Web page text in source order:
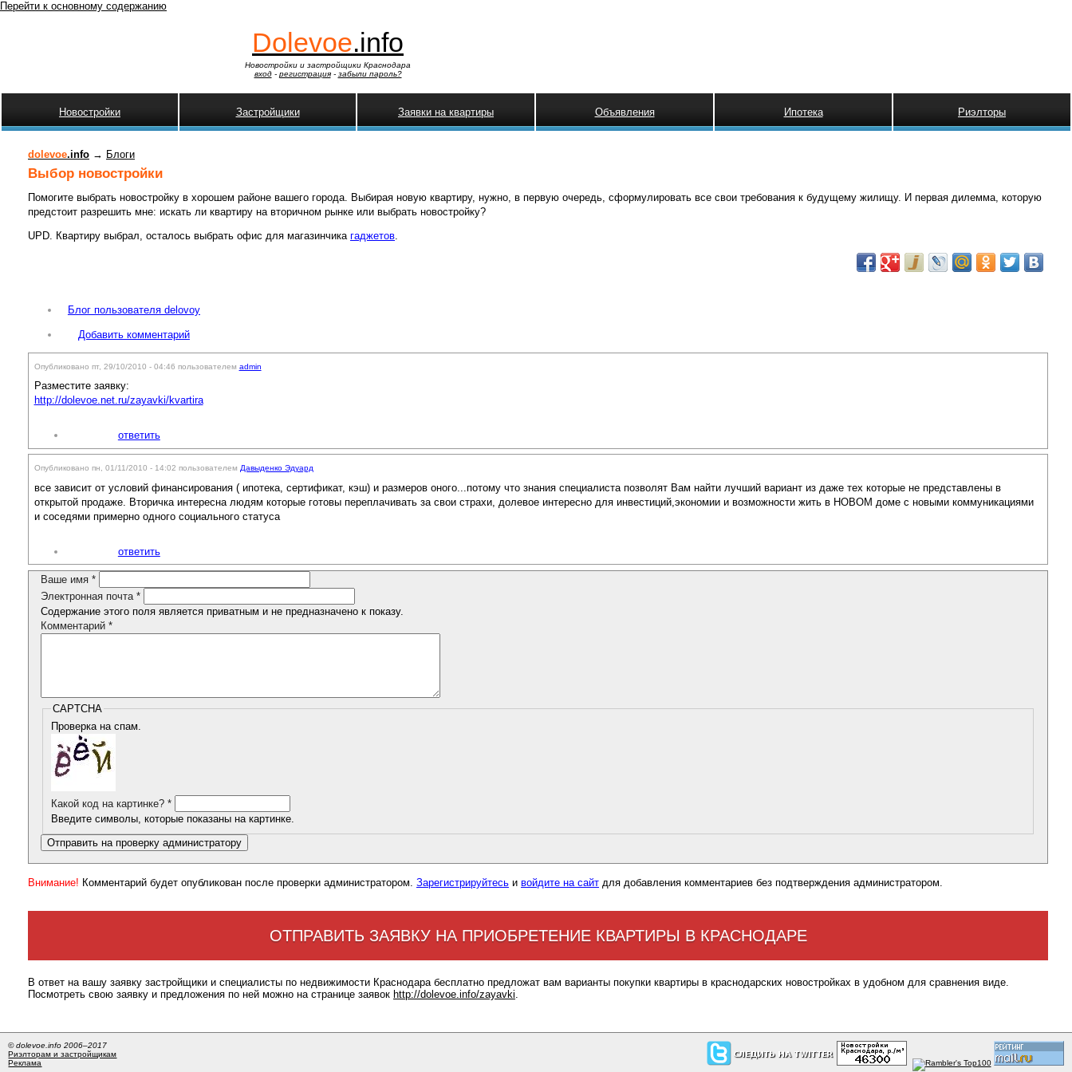
Перейти к основному содержанию
Dolevoe.info
Новостройки и застройщики Краснодара
вход- регистрация- забыли пароль?
Новостройки Застройщики Заявки на квартиры Объявления Ипотека Риэлторы
dolevoe.info → Блоги
Выбор новостройки
Помогите выбрать новостройку в хорошем районе вашего города. Выбирая новую квартиру, нужно, в первую очередь, сформулировать все свои требования к будущему жилищу. И первая дилемма, которую
предстоит разрешить мне: искать ли квартиру на вторичном рынке или выбрать новостройку?
UPD. Квартиру выбрал, осталось выбрать офис для магазинчика гаджетов.
Блог пользователя delovoy
Добавить комментарий
Опубликовано пт, 29/10/2010 - 04:46 пользователем admin
Разместите заявку:
http://dolevoe.net.ru/zayavki/kvartira
ответить
Опубликовано пн, 01/11/2010 - 14:02 пользователем Давыденко Эдуард
все зависит от условий финансирования ( ипотека, сертификат, кэш) и размеров оного...потому что знания специалиста позволят Вам найти лучший вариант из даже тех которые не представлены в
открытой продаже. Вторичка интересна людям которые готовы переплачивать за свои страхи, долевое интересно для инвестиций,экономии и возможности жить в НОВОМ доме с новыми коммуникациями
и соседями примерно одного социального статуса
ответить
Ваше имя *
Электронная почта *
Содержание этого поля является приватным и не предназначено к показу.
Комментарий *
CAPTCHA
Проверка на спам.
Какой код на картинке? *
Введите символы, которые показаны на картинке.
Внимание! Комментарий будет опубликован после проверки администратором. Зарегистрируйтесь и войдите на сайт для добавления комментариев без подтверждения администратором.
ОТПРАВИТЬ ЗАЯВКУ НА ПРИОБРЕТЕНИЕ КВАРТИРЫ В КРАСНОДАРЕ
В ответ на вашу заявку застройщики и специалисты по недвижимости Краснодара бесплатно предложат вам варианты покупки квартиры в краснодарских новостройках в удобном для сравнения виде.
Посмотреть свою заявку и предложения по ней можно на странице заявок http://dolevoe.info/zayavki
© dolevoe.info 2006–2017
Риэлторам и застройщикам
Реклама